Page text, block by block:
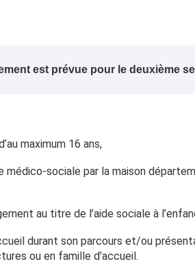
est prévue pour le deuxième
maximum 16 ans,
médico-sociale par la maison
au titre de l’aide sociale à
durant son parcours et/ou
ou en famille d’accueil.